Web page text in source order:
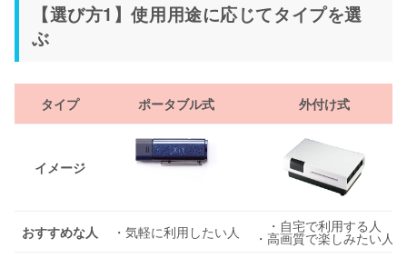
【選び方1】使用用途に応じてタイプを選
ぶ
タイプ ポータブル式 外付け式
イメージ
おすすめな人 ・気軽に利用したい人 ・自宅で利用する人
・高画質で楽しみたい人